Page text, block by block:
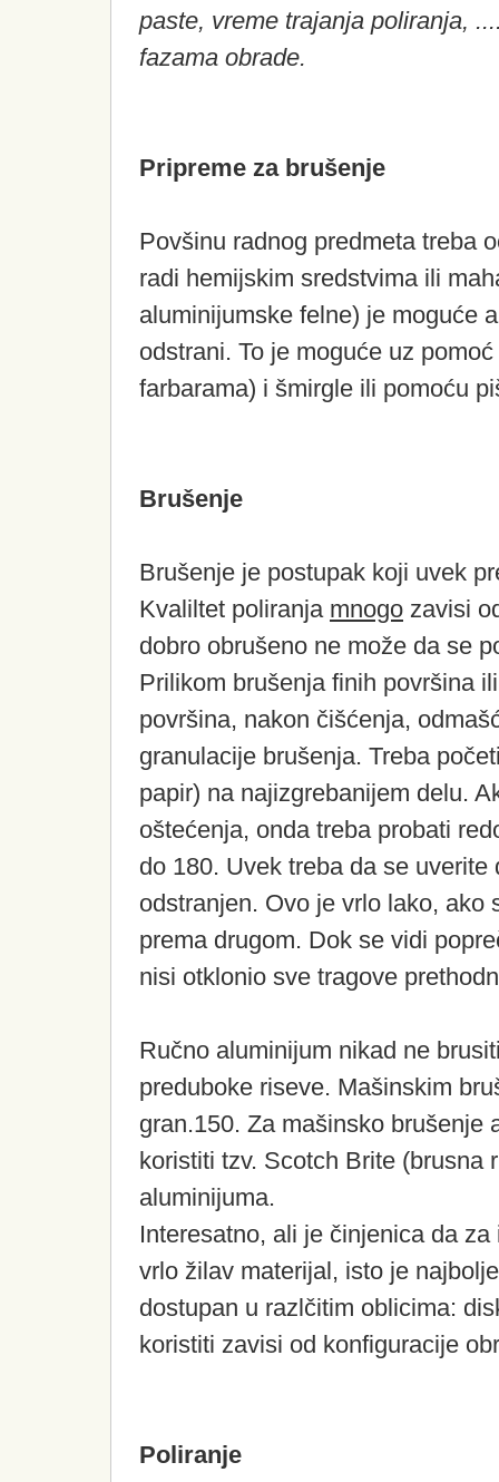
paste, vreme trajanja poliranja,
fazama obrade.
Pripreme za brušenje
Povšinu radnog predmeta treba
radi hemijskim sredstvima ili
aluminijumske felne) je moguće
odstrani. To je moguće uz
farbarama) i šmirgle ili pomoću
Brušenje
Brušenje je postupak koji uvek
Kvaliltet poliranja mnogo zavisi
dobro obrušeno ne može da se
Prilikom brušenja finih površina
površina, nakon čišćenja,
granulacije brušenja. Treba
papir) na najizgrebanijem delu.
oštećenja, onda treba probati
do 180. Uvek treba da se
odstranjen. Ovo je vrlo lako, ako
prema drugom. Dok se vidi
nisi otklonio sve tragove
Ručno aluminijum nikad ne
preduboke riseve. Mašinskim
gran.150. Za mašinsko brušenje
koristiti tzv. Scotch Brite (brusna
aluminijuma.
Interesatno, ali je činjenica da
vrlo žilav materijal, isto je
dostupan u razlčitim oblicima:
koristiti zavisi od konfiguracije
Poliranje